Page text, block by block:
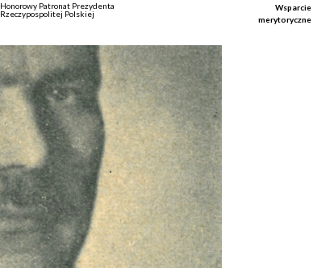
Honorowy Patronat Prezydenta
Rzeczypospolitej Polskiej
Wsparcie
merytoryczne